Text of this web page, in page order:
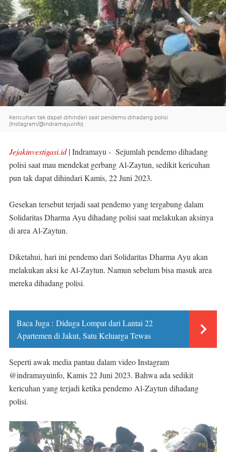
Kericuhan tak dapat dihindari saat pendemo dihadang polisi
(Instagram/@indramayuinfo)
Jejakinvestigasi.id| Indramayu - Sejumlah pendemo dihadang
polisi saat mau mendekat gerbang Al-Zaytun, sedikit kericuhan
pun tak dapat dihindari Kamis, 22 Juni 2023.
Gesekan tersebut terjadi saat pendemo yang tergabung dalam
Solidaritas Dharma Ayu dihadang polisi saat melakukan aksinya
di area Al-Zaytun.
Diketahui, hari ini pendemo dari Solidaritas Dharma Ayu akan
melakukan aksi ke Al-Zaytun. Namun sebelum bisa masuk area
mereka dihadang polisi.
Baca Juga : Diduga Lompat dari Lantai 22
Apartemen di Jakut, Satu Keluarga Tewas
Seperti awak media pantau dalam video Instagram
@indramayuinfo, Kamis 22 Juni 2023. Bahwa ada sedikit
kericuhan yang terjadi ketika pendemo Al-Zaytun dihadang
polisi.